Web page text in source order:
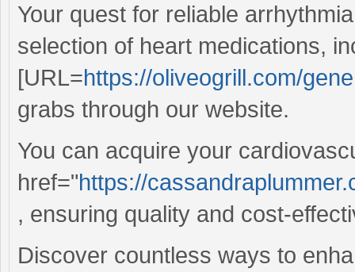
Your quest for reliable
selection of heart medications,
[URL=https://oliveogrill.com/
grabs through our website.
You can acquire your
href="https://
, ensuring quality and cost-
Discover countless ways to